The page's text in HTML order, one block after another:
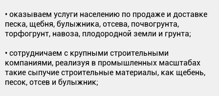
• оказываем услуги населению по продаже и доставке
песка, щебня, булыжника, отсева, почвогрунта,
торфогрунт, навоза, плодородной земли и грунта;
• сотрудничаем с крупными строительными
компаниями, реализуя в промышленных масштабах
такие сыпучие строительные материалы, как щебень,
песок, отсев и булыжник;